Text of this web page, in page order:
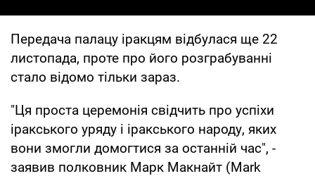
Передача палацу іракцям відбулася ще 22
листопада, проте про його розграбуванні
стало відомо тільки зараз.
"Ця проста церемонія свідчить про успіхи
іракського уряду і іракського народу, яких
вони змогли домогтися за останній час", -
заявив полковник Марк Макнайт (Mark